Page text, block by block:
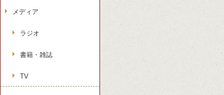
メディア
ラジオ
書籍・雑誌
TV